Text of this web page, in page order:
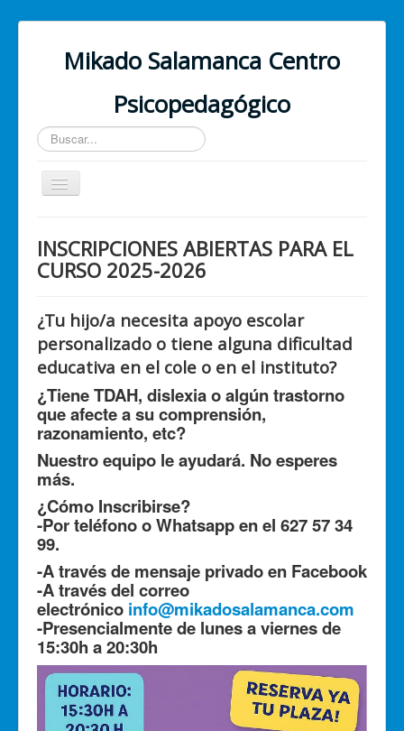
Mikado Salamanca Centro
Psicopedagógico
Buscar...
Cambiar
navegación
¿Quiénes somos?
PSICOLOGÍA ONLINE
Contacto
INSCRIPCIONES ABIERTAS PARA EL
CURSO 2025-2026
¿Tu hijo/a necesita apoyo escolar
personalizado o tiene alguna dificultad
educativa en el cole o en el instituto?
¿Tiene TDAH, dislexia o algún trastorno
que afecte a su comprensión,
razonamiento, etc?
Nuestro equipo le ayudará. No esperes
más.
¿Cómo Inscribirse?
-Por teléfono o Whatsapp en el 627 57 34
99.
-A través de mensaje privado en Facebook
-A través del correo
electrónico info@mikadosalamanca.com
-Presencialmente de lunes a viernes de
15:30h a 20:30h